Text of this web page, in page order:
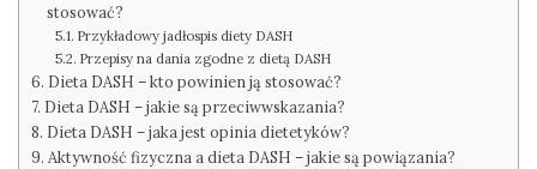
stosować?
Przykładowy jadłospis diety DASH
Przepisy na dania zgodne z dietą DASH
Dieta DASH – kto powinien ją stosować?
Dieta DASH – jakie są przeciwwskazania?
Dieta DASH – jaka jest opinia dietetyków?
Aktywność fizyczna a dieta DASH – jakie są powiązania?